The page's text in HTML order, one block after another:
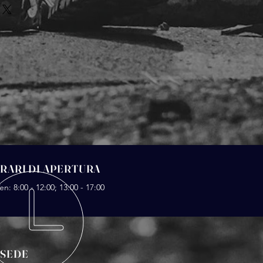
e consentire agli acquirenti
informazioni sui tuoi metodi di
e costi. Fornire informazioni
delle spedizioni è il modo
fiducia e rassicurare i tuoi clienti
da te in tutta sicurezza.
DI APERTURA
8:00 - 12:00; 13:00 - 17:00